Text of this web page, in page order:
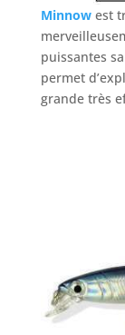
Minnow est
puissantes
permet
grande très